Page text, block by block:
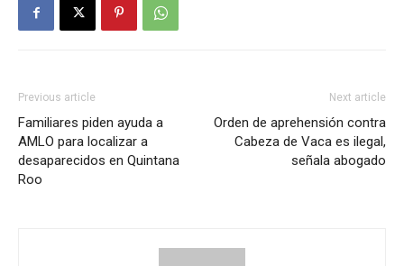
Previous article
Familiares piden ayuda a
AMLO para localizar a
desaparecidos en Quintana
Roo
Next article
Orden de aprehensión contra
Cabeza de Vaca es ilegal,
señala abogado